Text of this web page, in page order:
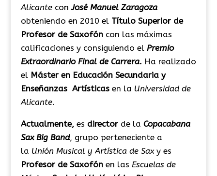
AlicanteconJosé Manuel Zaragoza
obteniendo en 2010 el Título Superior de
Profesor de Saxofóncon las máximas
calificaciones y consiguiendo el Premio
Extraordinario Final de Carrera. Ha realizado
el Máster en Educación Secundaria y
Enseñanzas Artísticasen la Universidad de
Alicante.
Actualmente,es directorde la Copacabana
Sax Big Band, grupo perteneciente a
la Unión Musical y Artística de Sax y es
Profesor de Saxofónen las Escuelas de